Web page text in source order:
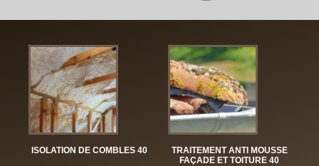
ISOLATION DE COMBLES 40
TRAITEMENT ANTI MOUSSE
FAÇADE ET TOITURE 40